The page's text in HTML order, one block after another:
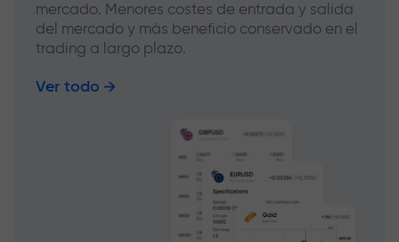
mercado. Menores costes de entrada y salida
del mercado y más beneficio conservado en el
trading a largo plazo.
Ver todo